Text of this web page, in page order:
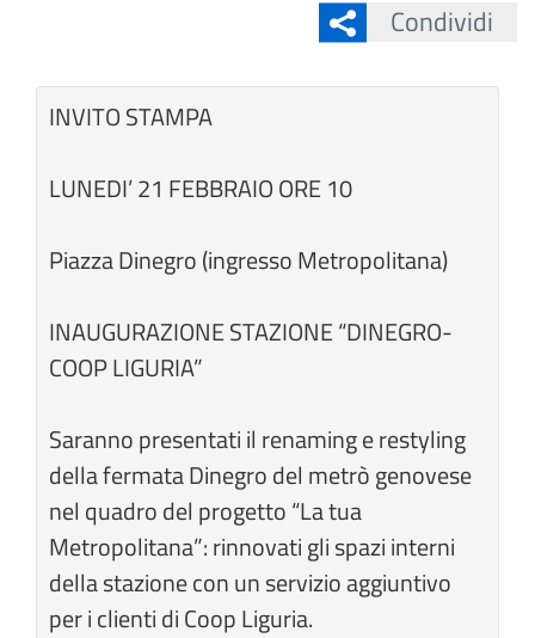
Condividi
INVITO STAMPA
LUNEDI’ 21 FEBBRAIO ORE 10
Piazza Dinegro (ingresso Metropolitana)
INAUGURAZIONE STAZIONE “DINEGRO-
COOP LIGURIA”
Saranno presentati il renaming e restyling
della fermata Dinegro del metrò genovese
nel quadro del progetto “La tua
Metropolitana”: rinnovati gli spazi interni
della stazione con un servizio aggiuntivo
per i clienti di Coop Liguria.